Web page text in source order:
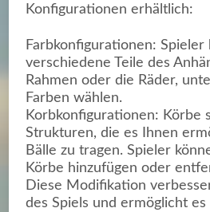
Konfigurationen erhältlich:
Farbkonfigurationen: Spieler
verschiedene Teile des
Rahmen oder die Räder,
Farben wählen.
Korbkonfigurationen: Körbe
Strukturen, die es Ihnen
Bälle zu tragen. Spieler
Körbe hinzufügen oder
Diese Modifikation
des Spiels und ermöglicht